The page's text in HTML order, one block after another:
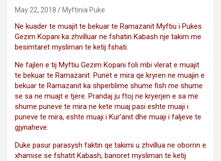
May 22, 2018 Myftinia Puke
Ne kuader te muajit te bekuar te Ramazanit Myftiu i Pukes
Gezim Kopani ka zhvilluar ne fshatin Kabash nje takim me
besimtaret mysliman te ketij fshati.
Ne fajlen e tij Myftiu Gezim Kopani foli mbi vlerat e muajit
te bekuar te Ramazanit. Punet e mira qe kryren ne muajin e
bekuar te Ramazanit ka shperblime shume fish me shume
se sa ne muajt e tjere. Prandaj ju ftoj ne kryerjen e sa me
shume puneve te mira ne kete muaj pasi eshte muaji i
puneve te mira, eshte muaji i Kur’anit dhe muaji i faljeve te
gjynaheve.
Duke pasur parasysh faktin qe takimi u zhvillua ne oborrin e
xhamise se fshatit Kabash, banoret mysliman te ketij